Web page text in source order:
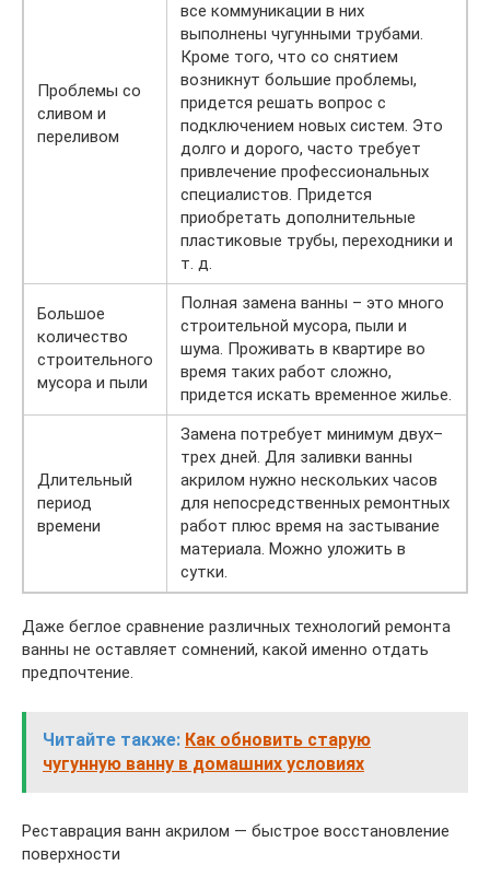
Проблемы со
сливом и
переливом
все коммуникации в них
выполнены чугунными трубами.
Кроме того, что со снятием
возникнут большие проблемы,
придется решать вопрос с
подключением новых систем. Это
долго и дорого, часто требует
привлечение профессиональных
специалистов. Придется
приобретать дополнительные
пластиковые трубы, переходники и
т. д.
Большое
количество
строительного
мусора и пыли
Полная замена ванны – это много
строительной мусора, пыли и
шума. Проживать в квартире во
время таких работ сложно,
придется искать временное жилье.
Длительный
период
времени
Замена потребует минимум двух–
трех дней. Для заливки ванны
акрилом нужно нескольких часов
для непосредственных ремонтных
работ плюс время на застывание
материала. Можно уложить в
сутки.
Даже беглое сравнение различных технологий ремонта
ванны не оставляет сомнений, какой именно отдать
предпочтение.
Читайте также: Как обновить старую
чугунную ванну в домашних условиях
Реставрация ванн акрилом — быстрое восстановление
поверхности